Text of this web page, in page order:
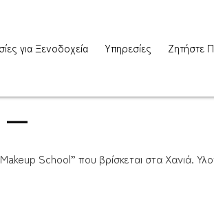
για Ξενοδοχεία Υπηρεσίες Ζητήστε
School” που βρίσκεται στα Χανιά.